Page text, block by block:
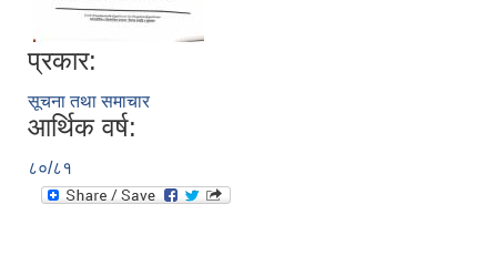
प्रकार:
सूचना तथा समाचार
आर्थिक वर्ष:
८०/८१